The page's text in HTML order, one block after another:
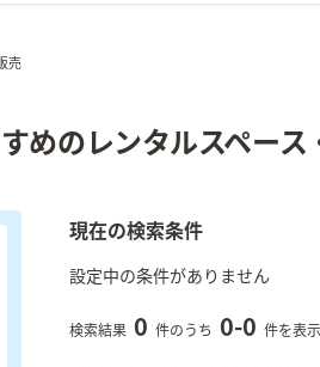
売
めのレンタルスペー
現在の検索条件
設定中の条件がありません
検索結果 0 件のうち 0-0 件を表示